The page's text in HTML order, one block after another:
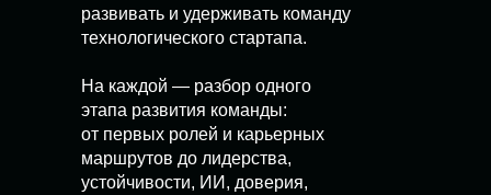
развивать и удерживать команду
технологического стартапа.
На каждой — разбор одного
этапа развития команды:
от первых ролей и карьерных
маршрутов до лидерства,
устойчивости, ИИ, доверия,